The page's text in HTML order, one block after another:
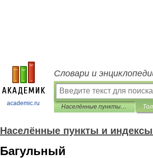
academic.ru
Словари и
Населённые пункты и индексы России
Населённые пункты и
Багульный